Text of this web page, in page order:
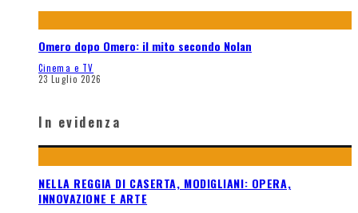
Omero dopo Omero: il mito secondo Nolan
Cinema e TV
23 Luglio 2026
In evidenza
NELLA REGGIA DI CASERTA, MODIGLIANI: OPERA,
INNOVAZIONE E ARTE